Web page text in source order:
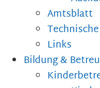
Amtsblatt
Links
Bildung &